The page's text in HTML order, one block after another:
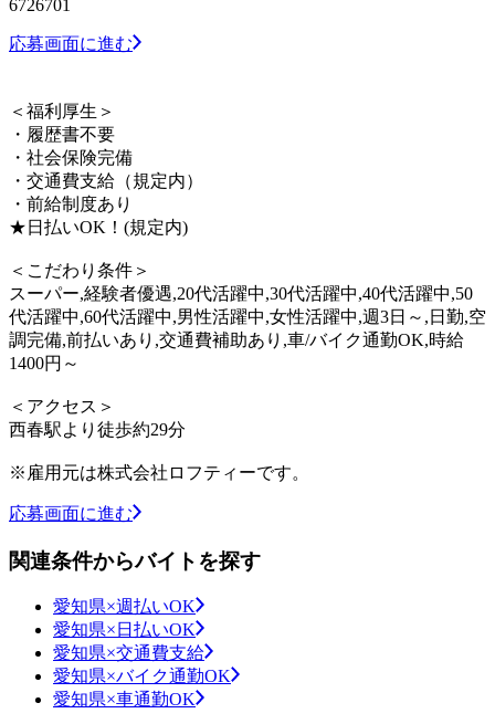
6726701
応募画面に進む
＜福利厚生＞
・履歴書不要
・社会保険完備
・交通費支給（規定内）
・前給制度あり
★日払いOK！(規定内)
＜こだわり条件＞
スーパー,経験者優遇,20代活躍中,30代活躍中,40代活躍中,50
代活躍中,60代活躍中,男性活躍中,女性活躍中,週3日～,日勤,空
調完備,前払いあり,交通費補助あり,車/バイク通勤OK,時給
1400円～
＜アクセス＞
西春駅より徒歩約29分
※雇用元は株式会社ロフティーです。
応募画面に進む
関連条件からバイトを探す
愛知県×週払いOK
愛知県×日払いOK
愛知県×交通費支給
愛知県×バイク通勤OK
愛知県×車通勤OK